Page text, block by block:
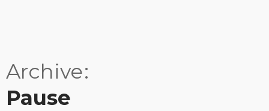
Archive
Pause